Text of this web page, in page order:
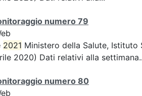
numero 79
2021 Ministero della Salute, Istituto
2020) Dati relativi alla
numero 80